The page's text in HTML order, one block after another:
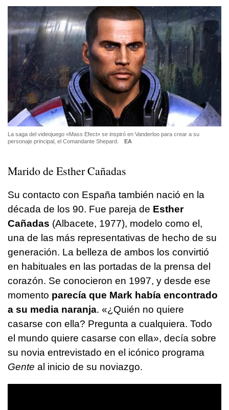
La saga del videojuego «Mass Efect» se inspiró en Vanderloo para crear a su
personaje principal, el Comandante Shepard.
EA
Marido de Esther Cañadas
Su contacto con España también nació en la
década de los 90. Fue pareja de Esther
Cañadas (Albacete, 1977), modelo como el,
una de las más representativas de hecho de su
generación. La belleza de ambos los convirtió
en habituales en las portadas de la prensa del
corazón. Se conocieron en 1997, y desde ese
momento parecía que Mark había encontrado
a su media naranja. «¿Quién no quiere
casarse con ella? Pregunta a cualquiera. Todo
el mundo quiere casarse con ella», decía sobre
su novia entrevistado en el icónico programa
Gente al inicio de su noviazgo.